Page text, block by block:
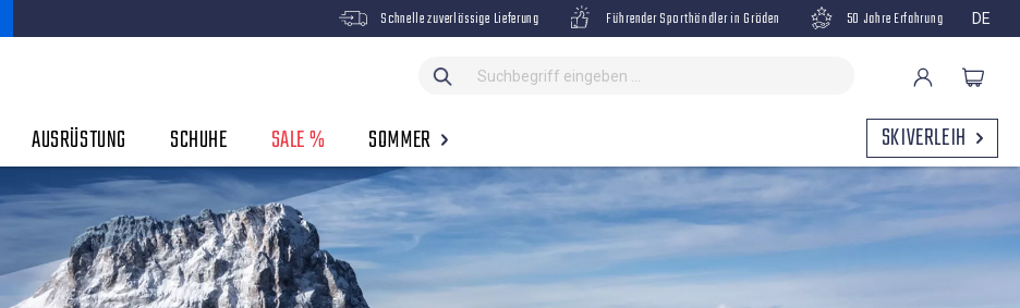
Schnelle zuverlässige Lieferung Führender Sporthändler in Gröden 50 Jahre Erfahrung DE
AUSRÜSTUNG SCHUHE SALE % SOMMER
SKIVERLEIH